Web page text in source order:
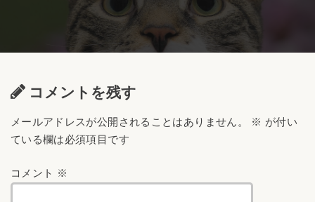
コメントを残す
メールアドレスが公開されることはありません。 ※ が付い
ている欄は必須項目です
コメント ※